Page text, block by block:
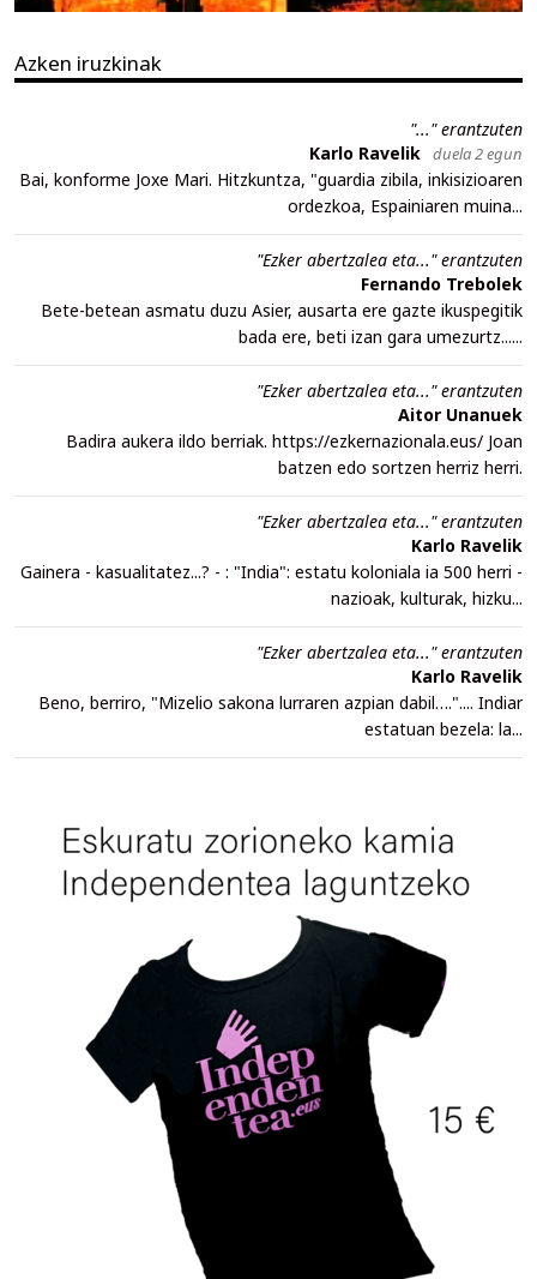
Azken iruzkinak
"..." erantzuten
Karlo Ravelik duela 2 egun
Bai, konforme Joxe Mari. Hitzkuntza, "guardia zibila, inkisizioaren
ordezkoa, Espainiaren muina...
"Ezker abertzalea eta..." erantzuten
Fernando Trebolek
Bete-betean asmatu duzu Asier, ausarta ere gazte ikuspegitik
bada ere, beti izan gara umezurtz......
"Ezker abertzalea eta..." erantzuten
Aitor Unanuek
Badira aukera ildo berriak. https://ezkernazionala.eus/ Joan
batzen edo sortzen herriz herri.
"Ezker abertzalea eta..." erantzuten
Karlo Ravelik
Gainera - kasualitatez...? - : "India": estatu koloniala ia 500 herri -
nazioak, kulturak, hizku...
"Ezker abertzalea eta..." erantzuten
Karlo Ravelik
Beno, berriro, "Mizelio sakona lurraren azpian dabil….".... Indiar
estatuan bezela: la...